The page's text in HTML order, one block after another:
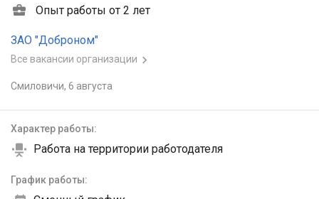
Опыт работы от 2 лет
ЗАО "Доброном"
Все вакансии организации
Смиловичи, 6 августа
Характер работы:
Работа на территории работодателя
График работы: